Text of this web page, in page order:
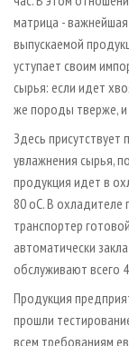
матрица - важнейшая
выпускаемой
уступает своим
сырья: если идет
же породы тверже, и
Здесь
увлажнения сырья,
продукция идет в
80 оС. В
транспортер
автоматически
обслуживают всего
Продукция
прошли
всем требованиям